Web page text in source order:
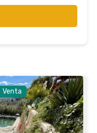
Venta